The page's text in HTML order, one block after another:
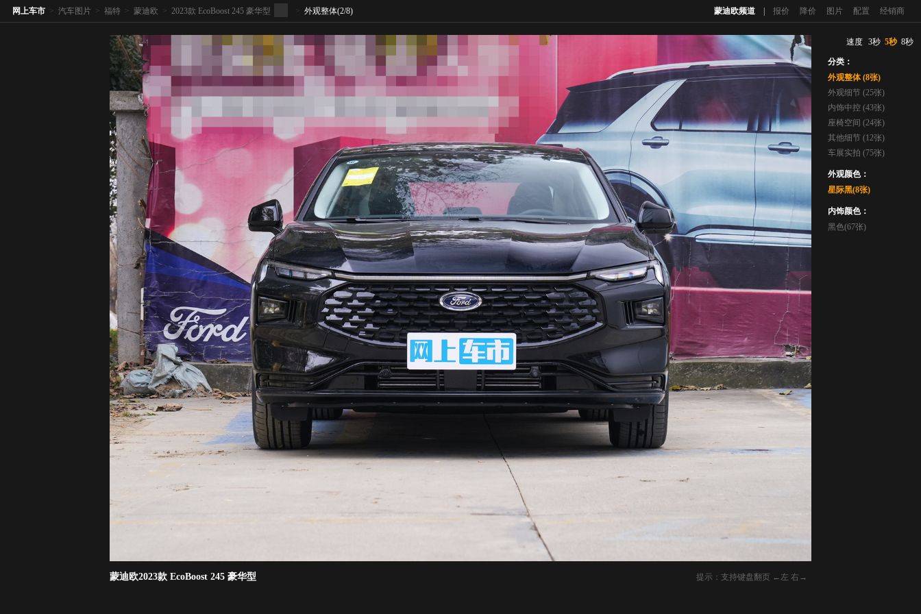
蒙迪欧频道 报价 降价 图片 配置 经销商
网上车市 > 汽车图片 > 福特 > 蒙迪欧 > 2023款 EcoBoost 245 豪华型 > 外观整体(2/8)
提示：支持键盘翻页 ←左 右→
蒙迪欧2023款 EcoBoost 245 豪华型
速度 3秒 5秒 8秒
分类：
外观整体 (8张)
外观细节 (25张)
内饰中控 (43张)
座椅空间 (24张)
其他细节 (12张)
车展实拍 (75张)
外观颜色：
星际黑(8张)
内饰颜色：
黑色(67张)